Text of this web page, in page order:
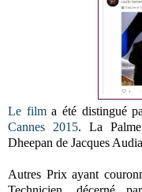
Le filma été distingué
Cannes 2015. La
Dheepan de Jacques
Autres Prix ayant